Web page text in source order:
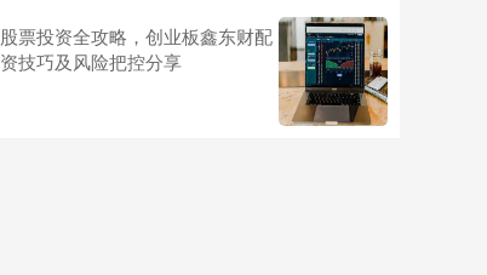
股票投资全攻略，创业板鑫东财配
资技巧及风险把控分享